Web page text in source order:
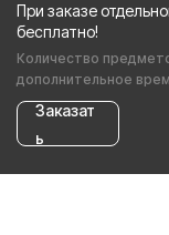
При заказе
бесплатно!
Количество
дополнительное
Заказат
ь